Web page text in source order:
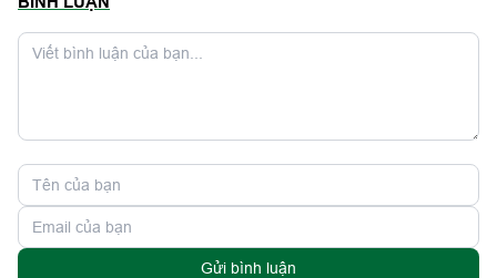
Gửi bình luận